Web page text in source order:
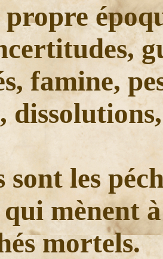
famine,
sont les
mènent
mortels.